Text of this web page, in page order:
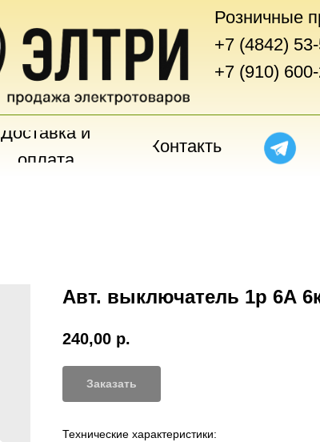
Розничные
+7 (4842)
+7 (910)
Доставка и
оплата
Контакты
Авт. выключатель 1р 6А
240,00 р.
Заказать
Технические характеристики: